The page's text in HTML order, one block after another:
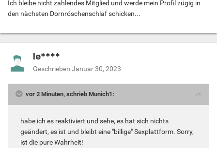
Ich bleibe nicht zahlendes Mitglied und werde mein Profil zügig in
den nächsten Dornröschenschlaf schicken...
le****
Geschrieben Januar 30, 2023
vor 2 Minuten, schrieb Munich1:
habe ich es reaktiviert und sehe, es hat sich nichts
geändert, es ist und bleibt eine "billige" Sexplattform. Sorry,
ist die pure Wahrheit!